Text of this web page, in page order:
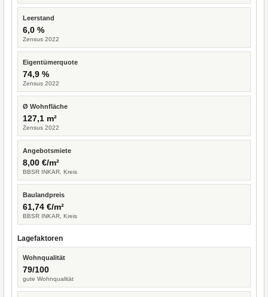
Leerstand
6,0 %
Zensus 2022
Eigentümerquote
74,9 %
Zensus 2022
Ø Wohnfläche
127,1 m²
Zensus 2022
Angebotsmiete
8,00 €/m²
BBSR INKAR, Kreis
Baulandpreis
61,74 €/m²
BBSR INKAR, Kreis
Lagefaktoren
Wohnqualität
79/100
gute Wohnqualität